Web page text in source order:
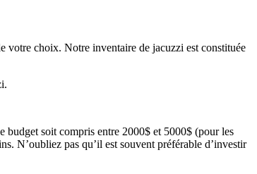
votre choix. Notre inventaire de jacuzzi est constituée
budget soit compris entre 2000$ et 5000$ (pour les
N’oubliez pas qu’il est souvent préférable d’investir